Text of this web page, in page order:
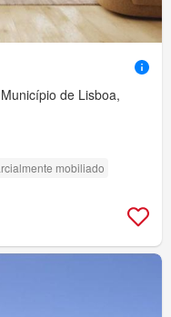
de Lisboa,
mobiliado